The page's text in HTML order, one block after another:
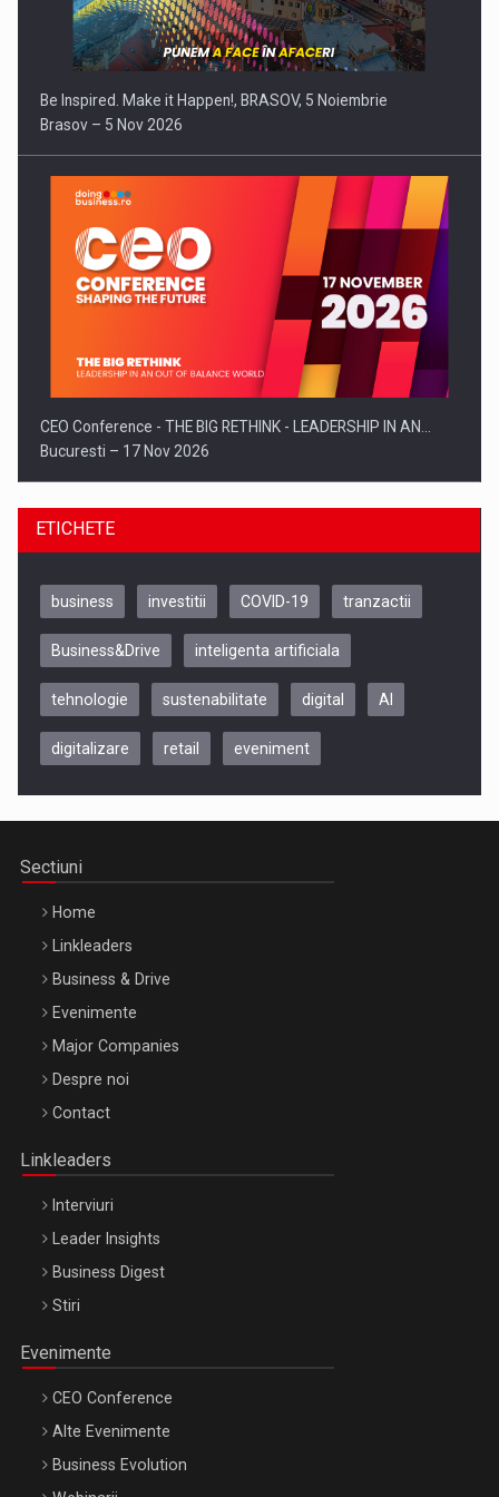
Be Inspired. Make it Happen!, BRASOV, 5 Noiembrie
Brasov – 5 Nov 2026
CEO Conference - THE BIG RETHINK - LEADERSHIP IN AN…
Bucuresti – 17 Nov 2026
Be Inspired. Make it Happen!, CLUJ, 9 Decembrie
Be Inspired. Make it Happen!, ARTEMIS LETO, ORADEA, 8
Octombrie
ETICHETE
business investitii COVID-19 tranzactii
Business&Drive inteligenta artificiala
tehnologie sustenabilitate digital AI
digitalizare retail eveniment
Sectiuni
Home
Linkleaders
Business & Drive
Evenimente
Major Companies
Despre noi
Contact
Linkleaders
Interviuri
Leader Insights
Business Digest
Stiri
Evenimente
CEO Conference
Alte Evenimente
Business Evolution